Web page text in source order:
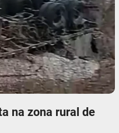
na zona rural de